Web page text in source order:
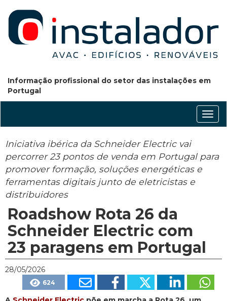
Informação profissional do setor das instalações em
Portugal
Iniciativa ibérica da Schneider Electric vai
percorrer 23 pontos de venda em Portugal para
promover formação, soluções energéticas e
ferramentas digitais junto de eletricistas e
distribuidores
Roadshow Rota 26 da
Schneider Electric com
23 paragens em Portugal
28/05/2026
624